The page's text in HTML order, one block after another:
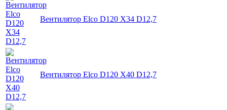
Вентилятор Elco D120 X34 D12,7
Вентилятор Elco D120 X40 D12,7